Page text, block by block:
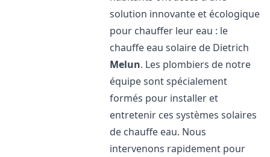
solution innovante et écologique
pour chauffer leur eau : le
chauffe eau solaire de Dietrich
Melun. Les plombiers de notre
équipe sont spécialement
formés pour installer et
entretenir ces systèmes solaires
de chauffe eau. Nous
intervenons rapidement pour